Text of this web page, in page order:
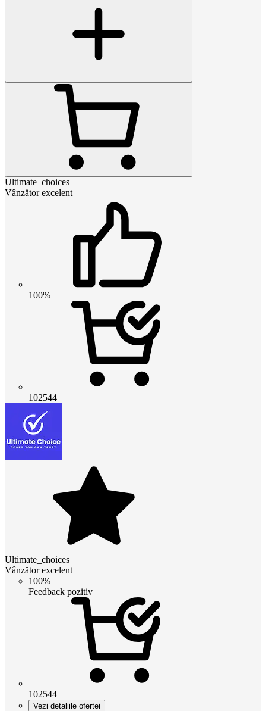
Ultimate_choices
Vânzător excelent
100%
102544
Ultimate_choices
Vânzător excelent
100%
Feedback pozitiv
102544
Vezi detaliile ofertei